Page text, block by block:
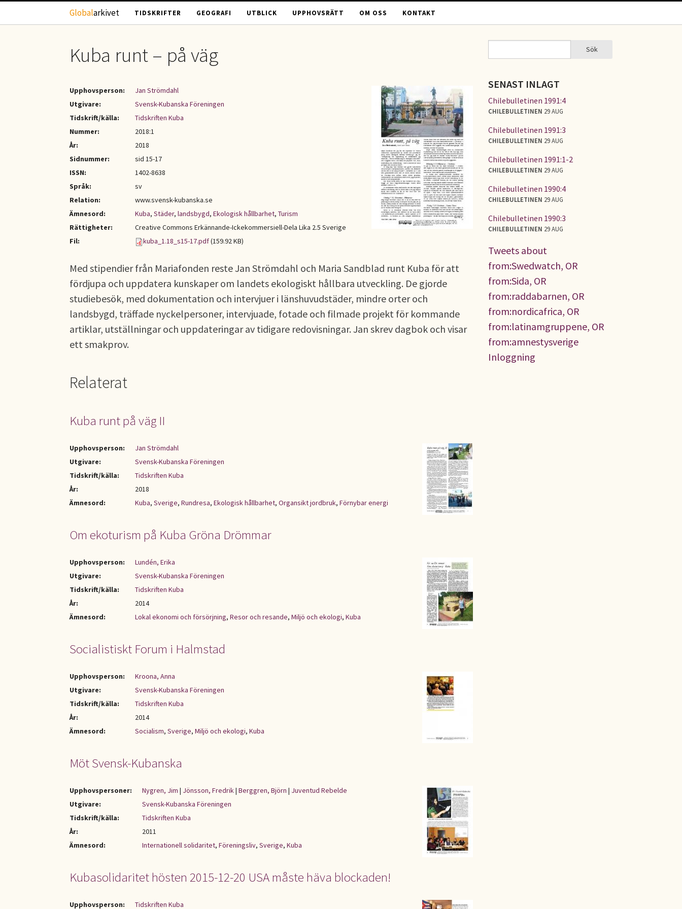
Hoppa till huvudinnehåll
Globalarkivet TIDSKRIFTER GEOGRAFI UTBLICK UPPHOVSRÄTT OM OSS KONTAKT
Kuba runt – på väg
Upphovsperson:
Jan Strömdahl
Utgivare:
Svensk-Kubanska Föreningen
Tidskrift/källa:
Tidskriften Kuba
Nummer:
2018:1
År:
2018
Sidnummer:
sid 15-17
ISSN:
1402-8638
Språk:
sv
Relation:
www.svensk-kubanska.se
Ämnesord:
Kuba, Städer, landsbygd, Ekologisk hållbarhet, Turism
Rättigheter:
Creative Commons Erkännande-Ickekommersiell-Dela Lika 2.5 Sverige
Fil:
kuba_1.18_s15-17.pdf(159.92 KB)
Med stipendier från Mariafonden reste Jan Strömdahl och Maria Sandblad runt Kuba för att
fördjupa och uppdatera kunskaper om landets ekologiskt hållbara utveckling. De gjorde
studiebesök, med dokumentation och intervjuer i länshuvudstäder, mindre orter och
landsbygd, träffade nyckelpersoner, intervjuade, fotade och filmade projekt för kommande
artiklar, utställningar och uppdateringar av tidigare redovisningar. Jan skrev dagbok och visar
ett smakprov.
Relaterat
Kuba runt på väg II
Upphovsperson:
Jan Strömdahl
Utgivare:
Svensk-Kubanska Föreningen
Tidskrift/källa:
Tidskriften Kuba
År:
2018
Ämnesord:
Kuba, Sverige, Rundresa, Ekologisk hållbarhet, Organsikt jordbruk, Förnybar energi
Om ekoturism på Kuba Gröna Drömmar
Upphovsperson:
Lundén, Erika
Utgivare:
Svensk-Kubanska Föreningen
Tidskrift/källa:
Tidskriften Kuba
År:
2014
Ämnesord:
Lokal ekonomi och försörjning, Resor och resande, Miljö och ekologi, Kuba
Socialistiskt Forum i Halmstad
Upphovsperson:
Kroona, Anna
Utgivare:
Svensk-Kubanska Föreningen
Tidskrift/källa:
Tidskriften Kuba
År:
2014
Ämnesord:
Socialism, Sverige, Miljö och ekologi, Kuba
Möt Svensk-Kubanska
Upphovspersoner: Nygren, Jim | Jönsson, Fredrik| Berggren, Björn | Juventud Rebelde
Utgivare:
Svensk-Kubanska Föreningen
Tidskrift/källa:
Tidskriften Kuba
År:
2011
Ämnesord:
Internationell solidaritet, Föreningsliv, Sverige, Kuba
Kubasolidaritet hösten 2015-12-20 USA måste häva blockaden!
Upphovsperson: Tidskriften Kuba
SÖKFORMULÄR Sök
SENAST INLAGT
Chilebulletinen 1991:4
CHILEBULLETINEN 29 AUG
Chilebulletinen 1991:3
CHILEBULLETINEN 29 AUG
Chilebulletinen 1991:1-2
CHILEBULLETINEN 29 AUG
Chilebulletinen 1990:4
CHILEBULLETINEN 29 AUG
Chilebulletinen 1990:3
CHILEBULLETINEN 29 AUG
Tweets about
from:Swedwatch, OR
from:Sida, OR
from:raddabarnen, OR
from:nordicafrica, OR
from:latinamgruppene, OR
from:amnestysverige
Inloggning